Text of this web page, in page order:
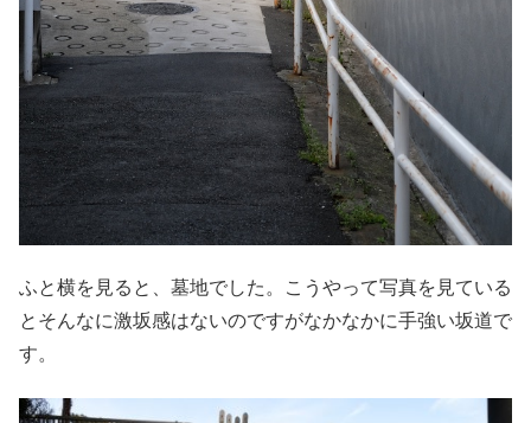
ふと横を見ると、墓地でした。こうやって写真を見ている
とそんなに激坂感はないのですがなかなかに手強い坂道で
す。